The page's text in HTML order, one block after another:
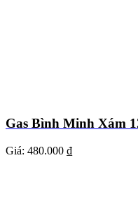
Gas Bình Minh Xám
Giá: 480.000 ₫